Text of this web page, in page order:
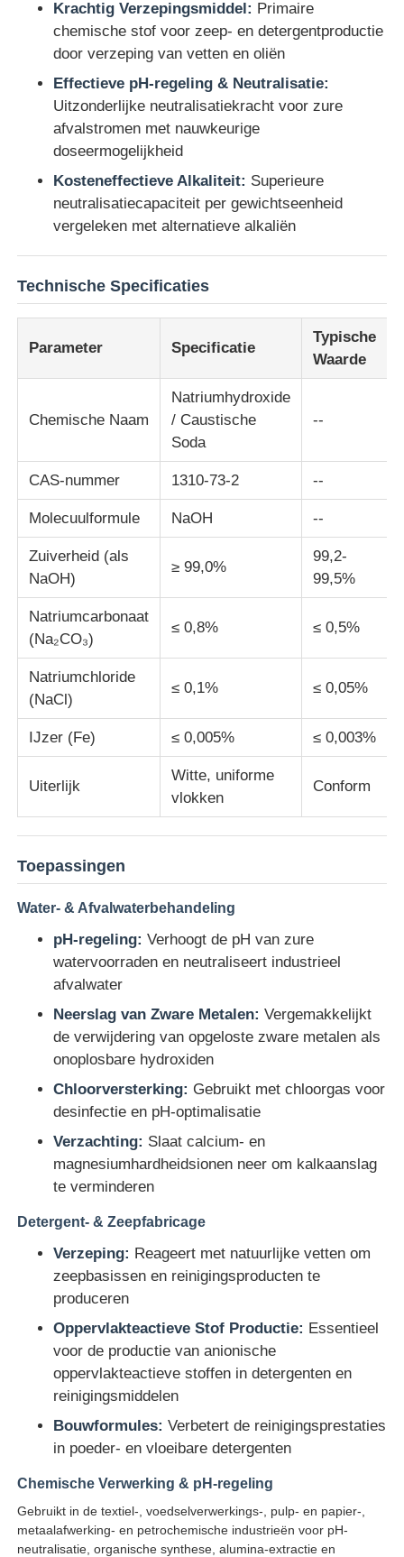
Over ons
Fabrieksreis
Contacteer ons
nieuws
Alle Gevallen
Aardolieadditieven
Chemische vulstof
Mineraalproceschemische stoffen
Voedseladditieven
Metallurgische chemische stoffen
Elektronische grondstoffen
Chemische stof voor dagelijks gebruik
Krachtig Verzepingsmiddel: Primaire
chemische stof voor zeep- en detergentproductie
door verzeping van vetten en oliën
Effectieve pH-regeling & Neutralisatie:
Uitzonderlijke neutralisatiekracht voor zure
afvalstromen met nauwkeurige
doseermogelijkheid
Kosteneffectieve Alkaliteit: Superieure
neutralisatiecapaciteit per gewichtseenheid
vergeleken met alternatieve alkaliën
Technische Specificaties
Parameter Specificatie
Typische
Waarde
Chemische Naam
Natriumhydroxide
/ Caustische
Soda
--
CAS-nummer 1310-73-2 --
Molecuulformule NaOH --
Zuiverheid (als
NaOH)
≥ 99,0%
99,2-
99,5%
Natriumcarbonaat
(Na₂CO₃)
≤ 0,8% ≤ 0,5%
Natriumchloride
(NaCl)
≤ 0,1% ≤ 0,05%
IJzer (Fe) ≤ 0,005% ≤ 0,003%
Uiterlijk
Witte, uniforme
vlokken
Conform
Toepassingen
Water- & Afvalwaterbehandeling
pH-regeling: Verhoogt de pH van zure
watervoorraden en neutraliseert industrieel
afvalwater
Neerslag van Zware Metalen: Vergemakkelijkt
de verwijdering van opgeloste zware metalen als
onoplosbare hydroxiden
Chloorversterking: Gebruikt met chloorgas voor
desinfectie en pH-optimalisatie
Verzachting: Slaat calcium- en
magnesiumhardheidsionen neer om kalkaanslag
te verminderen
Detergent- & Zeepfabricage
Verzeping: Reageert met natuurlijke vetten om
zeepbasissen en reinigingsproducten te
produceren
Oppervlakteactieve Stof Productie: Essentieel
voor de productie van anionische
oppervlakteactieve stoffen in detergenten en
reinigingsmiddelen
Bouwformules: Verbetert de reinigingsprestaties
in poeder- en vloeibare detergenten
Chemische Verwerking & pH-regeling
Gebruikt in de textiel-, voedselverwerkings-, pulp- en papier-,
metaalafwerking- en petrochemische industrieën voor pH-
neutralisatie, organische synthese, alumina-extractie en